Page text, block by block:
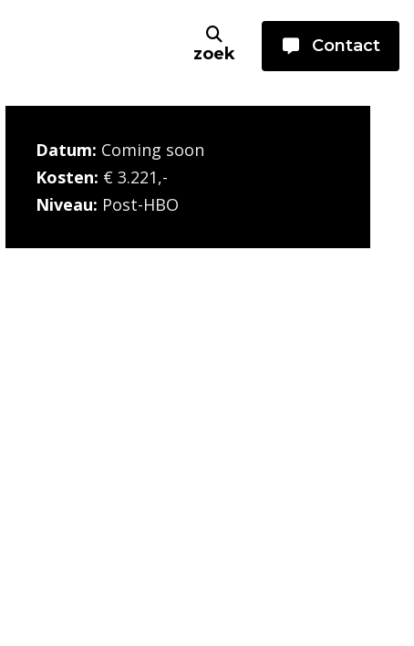
zoek Contact
Datum: Coming soon
Kosten: € 3.221,-
Niveau: Post-HBO